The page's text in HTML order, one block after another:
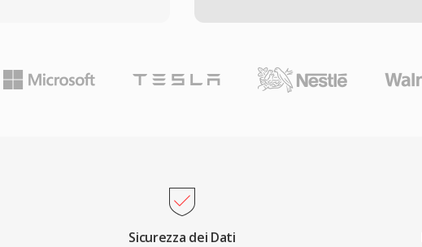
applicazioni, WMV
I rapporti di
raggiungono
source è distribuita
VLC,
Sicurezza dei Dati